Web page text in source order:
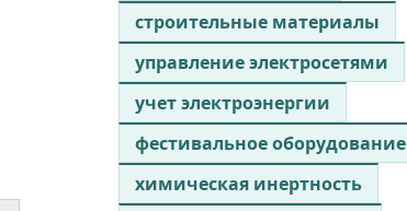
строительные материалы
управление электросетями
учет электроэнергии
фестивальное оборудование
химическая инертность